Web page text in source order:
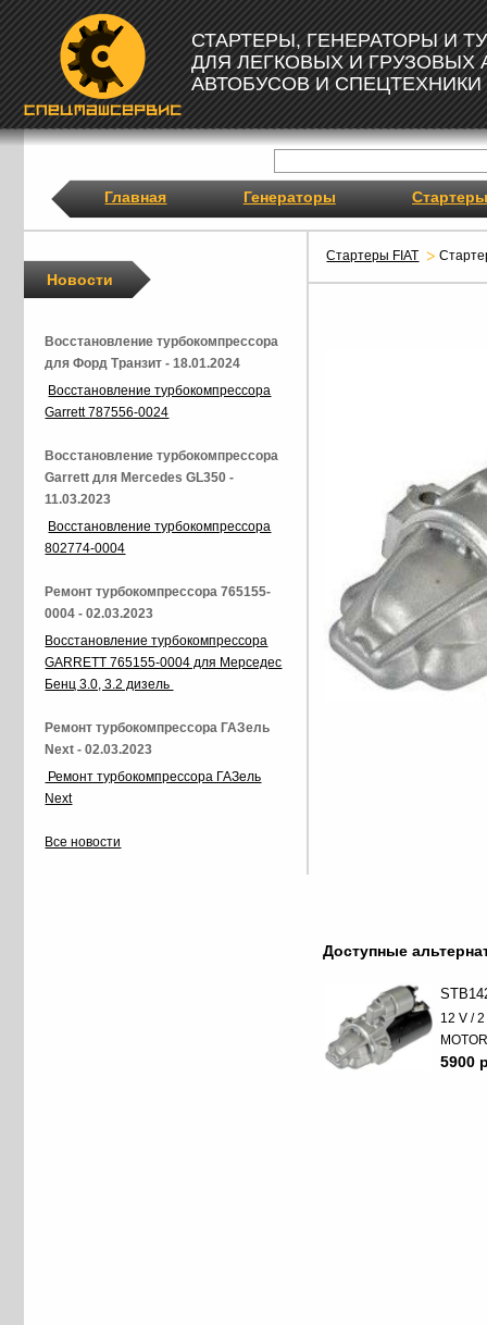
СТАРТЕРЫ, ГЕНЕРАТОРЫ И
ДЛЯ ЛЕГКОВЫХ И ГРУЗОВЫХ
АВТОБУСОВ И СПЕЦТЕХНИКИ
Главная Генераторы Стартеры
Стартеры FIAT
Доступные
12 V /
5900
Новости
Восстановление турбокомпрессора
для Форд Транзит - 18.01.2024
Восстановление турбокомпрессора
Garrett 787556-0024
Восстановление турбокомпрессора
Garrett для Mercedes GL350 -
11.03.2023
Восстановление турбокомпрессора
802774-0004
Ремонт турбокомпрессора 765155-
0004 - 02.03.2023
Восстановление турбокомпрессора
GARRETT 765155-0004 для Мерседес
Бенц 3.0, 3.2 дизель
Ремонт турбокомпрессора ГАЗель
Next - 02.03.2023
Ремонт турбокомпрессора ГАЗель
Next
Все новости